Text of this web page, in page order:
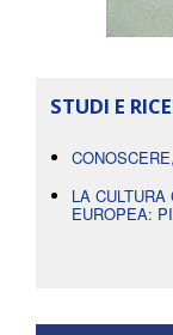
STUDI E
LA
EUROPEA: